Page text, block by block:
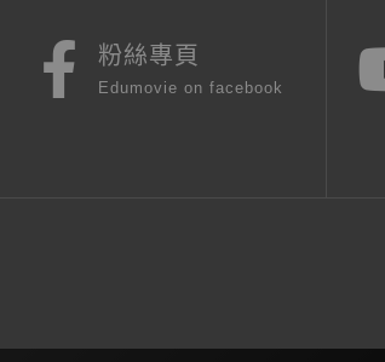
粉絲專頁
Edumovie on facebook